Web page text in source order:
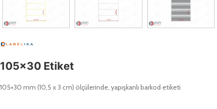
105×30 Etiket
105×30 mm (10,5 x 3 cm) ölçülerinde, yapışkanlı barkod etiketi